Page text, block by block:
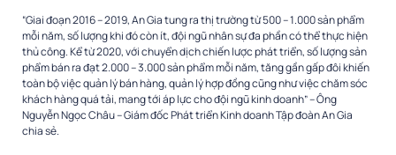
“Giai đoạn 2016 – 2019, An Gia tung ra thị trường từ 500 – 1.000 sản phẩm
mỗi năm, số lượng khi đó còn ít, đội ngũ nhân sự đa phần có thể thực hiện
thủ công. Kể từ 2020, với chuyển dịch chiến lược phát triển, số lượng sản
phẩm bán ra đạt 2.000 – 3.000 sản phẩm mỗi năm, tăng gần gấp đôi khiến
toàn bộ việc quản lý bán hàng, quản lý hợp đồng cũng như việc chăm sóc
khách hàng quá tải, mang tới áp lực cho đội ngũ kinh doanh” – Ông
Nguyễn Ngọc Châu – Giám đốc Phát triển Kinh doanh Tập đoàn An Gia
chia sẻ.